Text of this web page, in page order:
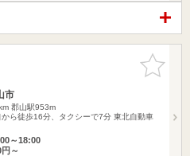
お気に入
りに追加
市
郡山駅953m
ら徒歩16分、タクシーで7分 東北自動車
～18:00
～